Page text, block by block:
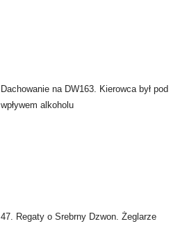
Dachowanie na DW163. Kierowca był pod
wpływem alkoholu
47. Regaty o Srebrny Dzwon. Żeglarze